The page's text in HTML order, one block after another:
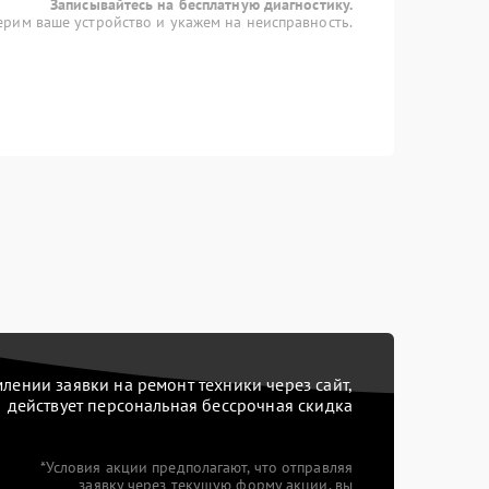
Записывайтесь на бесплатную диагностику.
ваше устройство и укажем на неисправность.
заявки на ремонт техники через сайт,
действует персональная бессрочная скидка
*Условия акции предполагают, что отправляя
заявку через текущую форму акции, вы